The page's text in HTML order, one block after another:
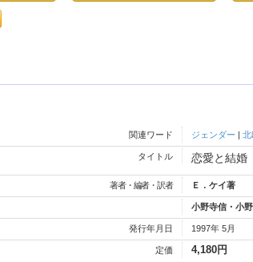
関連ワード ジェンダー |北
恋愛と結婚
タイトル
著者・編者・訳者 Ｅ．ケイ著
小野寺信・小
発行年月日 1997年 5月
定価 4,180円